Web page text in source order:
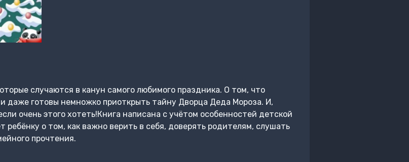
случаются в канун самого любимого праздника. О том, что
даже готовы немножко приоткрыть тайну Дворца Деда Мороза. И,
очень этого хотеть!Книга написана с учётом особенностей детской
ребёнку о том, как важно верить в себя, доверять родителям, слушать
прочтения.